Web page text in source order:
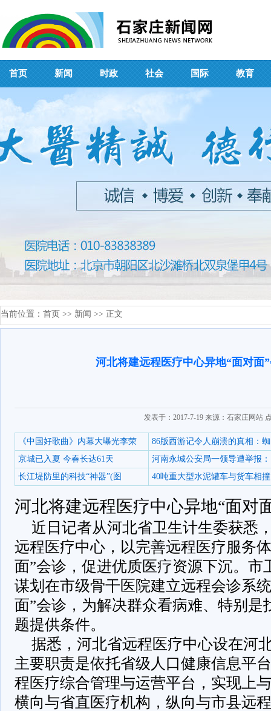
首页 新闻 时政 社会 国际 教育
当前位置： 首页 >> 新闻 >> 正文
河北将建远程医疗中心异地“面对面
发表于：2017-7-19 来源：石家庄网站
《中国好歌曲》内幕大曝光李荣
86版西游记令人崩溃的真相：蜘
京城已入夏 今春长达61天
河南永城公安局一领导遭举报：
长江堤防里的科技“神器”(图
40吨重大型水泥罐车与货车相撞
河北将建远程医疗中心异地“面对
近日记者从河北省卫生计生委获悉
远程医疗中心，以完善远程医疗服务
面”会诊，促进优质医疗资源下沉。市
谋划在市级骨干医院建立远程会诊系
面”会诊，为解决群众看病难、特别是
题提供条件。
据悉，河北省远程医疗中心设在河
主要职责是依托省级人口健康信息平
程医疗综合管理与运营平台，实现上
横向与省直医疗机构，纵向与市县远